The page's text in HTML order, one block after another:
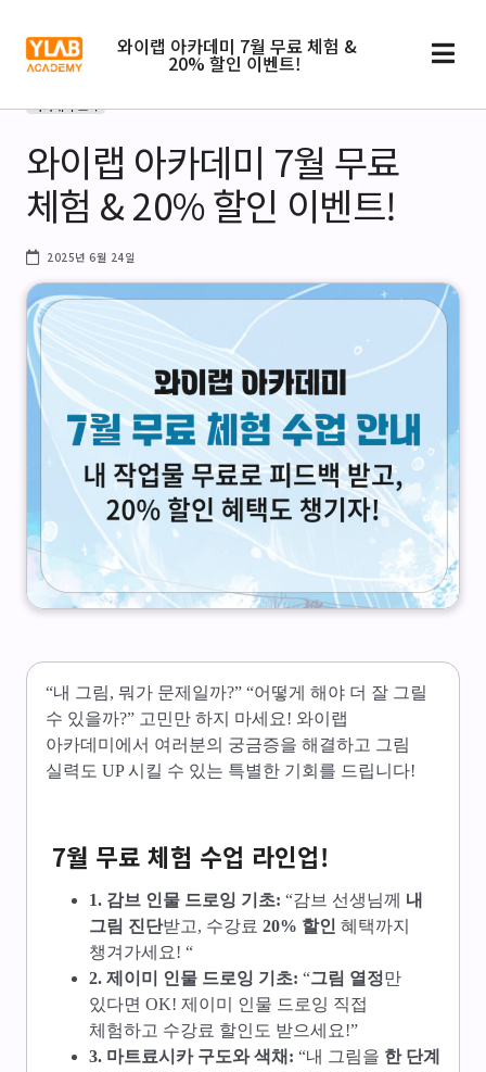
와이랩 아카데미 7월 무료 체험 &
20% 할인 이벤트!
아카데미 소식
와이랩 아카데미 7월 무료
체험 & 20% 할인 이벤트!
2025년 6월 24일
“내 그림, 뭐가 문제일까?” “어떻게 해야 더 잘 그릴
수 있을까?” 고민만 하지 마세요! 와이랩
아카데미에서 여러분의 궁금증을 해결하고 그림
실력도 UP 시킬 수 있는 특별한 기회를 드립니다!
7월 무료 체험 수업 라인업!
1. 감브 인물 드로잉 기초: “감브 선생님께 내
그림 진단받고, 수강료 20% 할인 혜택까지
챙겨가세요! “
2. 제이미 인물 드로잉 기초: “그림 열정만
있다면 OK! 제이미 인물 드로잉 직접
체험하고 수강료 할인도 받으세요!”
3. 마트료시카 구도와 색채: “내 그림을 한 단계